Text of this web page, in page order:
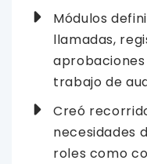
Módulos
llamadas,
trabajo de
Creó
necesidades
roles como